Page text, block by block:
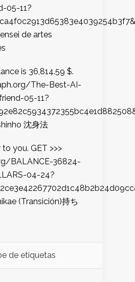
05-11?
de artes
is 36,814.59 $.
The-Best-AI-
05-11?
沈身法
you. GET >>>
BALANCE-36824-
04-24?
(Transición)持ち
de etiquetas